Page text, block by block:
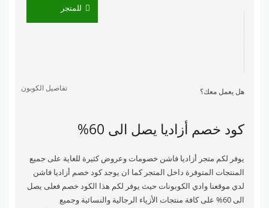
للمتجر
هل يعمل معك؟ تفاصيل الكوبون
كود خصم أزاديا يصل الى 60%
يوفر لكم متجر أزاديا فاشن خصومات وعروض كثيرة للغاية على جميع
المنتجات المتوفرة داخل المتجر كما ان يوجد كود خصم أزاديا فاشن
لدي موقعنا وادي الكوبونات حيث يوفر لكم هذا الكود خصم فعلى يصل
الى 60% على كافة منتجات الأزياء الرجالية والنسائية وجميع